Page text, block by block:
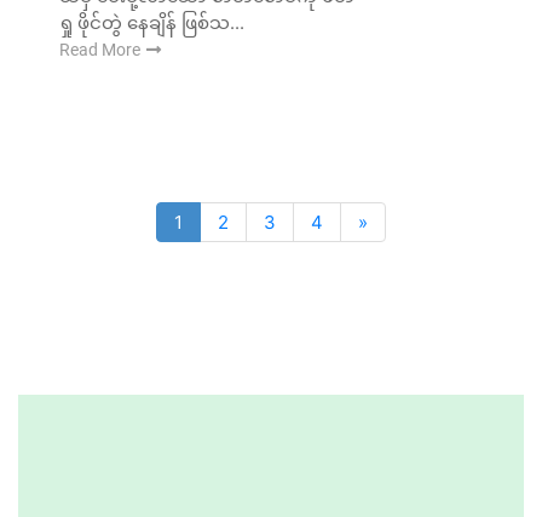
ရှု ဖိုင်တွဲ နေချိန် ဖြစ်သ...
Read More
1 2 3 4 »